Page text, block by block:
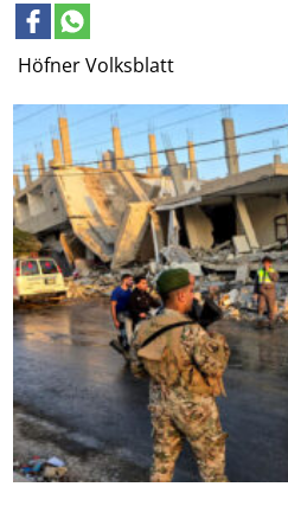
Höfner Volksblatt